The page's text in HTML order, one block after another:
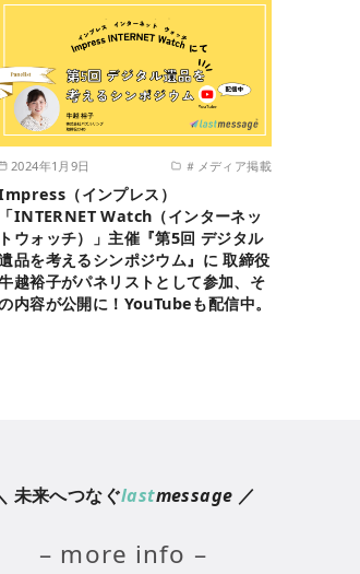
2024年1月9日 ＃メディア掲載
（インプレス）
「INTERNET Watch（インターネッ
トウォッチ）」主催『第5回 デジタル
品を考えるシンポジウム』に 取締役
越裕子がパネリストとして参加、そ
内容が公開に！YouTubeも配信中。
未来へつなぐlastmessage ／
– more info –